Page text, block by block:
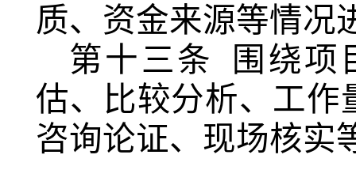
质、资金来源等情况
第十三条
围绕项
估、比较分析、工作
咨询论证、现场核实